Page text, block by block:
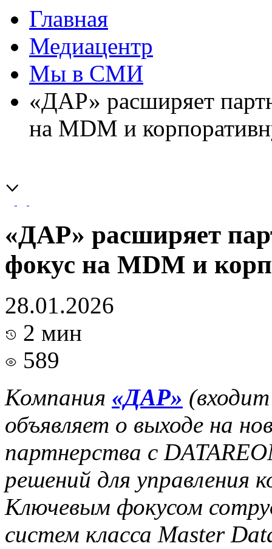
Главная
Медиацентр
Мы в СМИ
«ДАР» расширяет
на MDM и
«ДАР» расширяет
фокус на MDM и
28.01.2026
2 мин
589
Компания «ДАР»
объявляет о выходе на
партнерства с
решений для
Ключевым фокусом
систем класса Master